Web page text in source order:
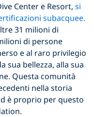
Center e Resort, si
subacquee.
31 milioni di
di persone
e al raro privilegio
sua bellezza, alla sua
Questa comunità
nella storia
è proprio per questo